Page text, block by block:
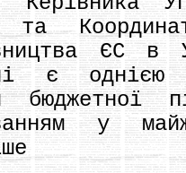
та
ЄС в
є
бюджетної
у